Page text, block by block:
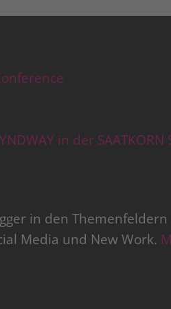
in der
in den
Media und New Work.